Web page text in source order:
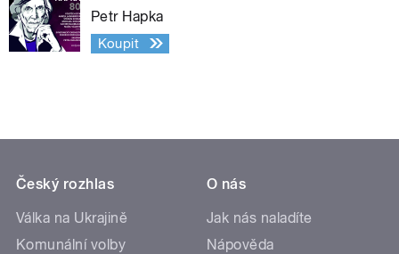
Petr Hapka
Koupit
Český rozhlas
Válka na Ukrajině
Komunální volby
O nás
Jak nás naladíte
Nápověda